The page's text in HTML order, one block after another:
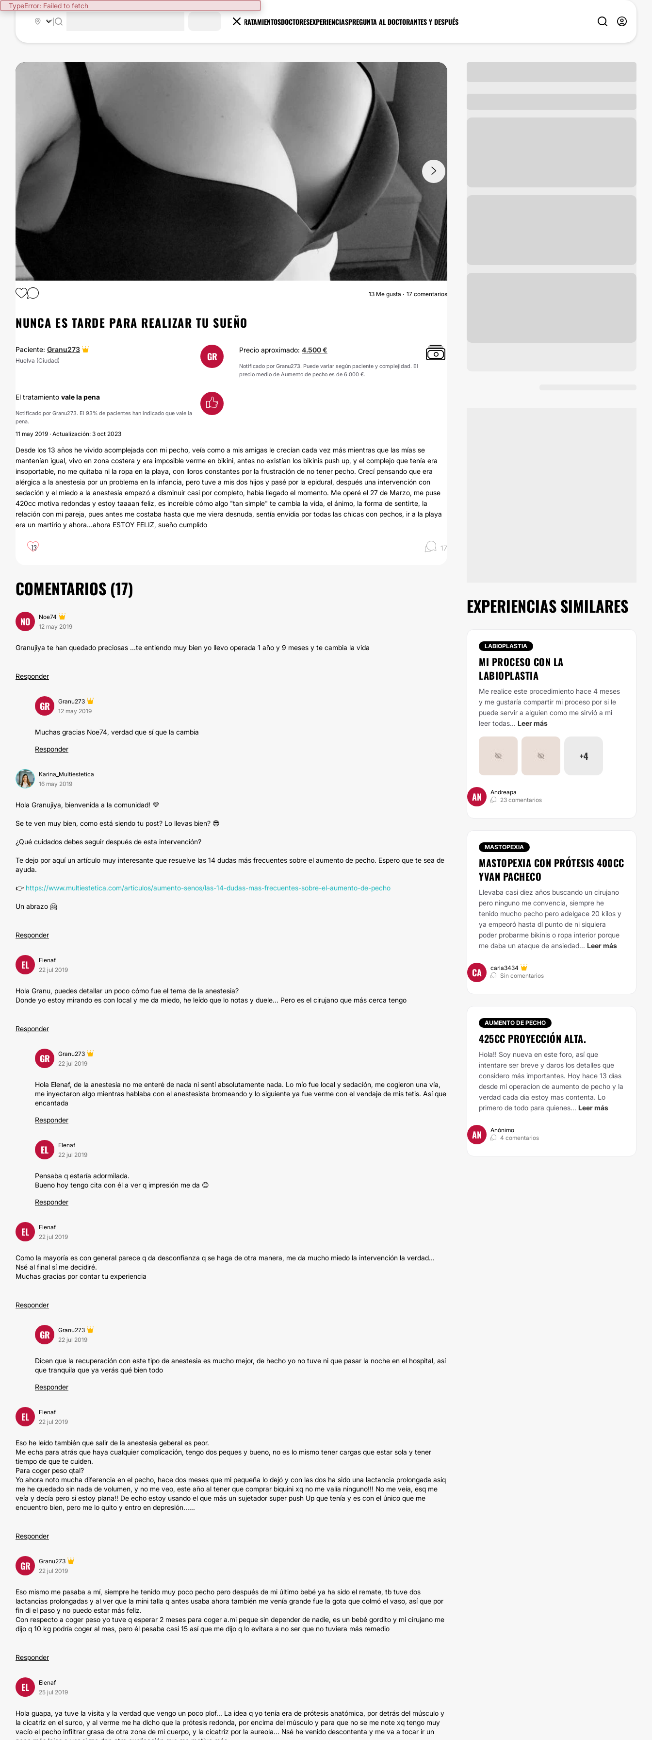
TypeError: Failed to fetch
TRATAMIENTOSDOCTORESEXPERIENCIASPREGUNTA AL DOCTORANTES Y DESPUÉS
AUMENTO DE PECHO
13 Me gusta 17 comentarios
NUNCA ES TARDE PARA REALIZAR TU SUEÑO
Paciente: Granu273
Huelva (Ciudad) GR Precio aproximado: 4.500 €
Notificado por Granu273. Puede variar según paciente y complejidad. El
precio medio de Aumento de pecho es de 6.000 €.
El tratamiento vale la pena
Notificado por Granu273. El 93% de pacientes han indicado que vale la
pena.
11 may 2019 · Actualización: 3 oct 2023
Desde los 13 años he vivido acomplejada con mi pecho, veía como a mis amigas le crecían cada vez más mientras que las mías se
mantenían igual, vivo en zona costera y era imposible verme en bikini, antes no existían los bikinis push up, y el complejo que tenía era
insoportable, no me quitaba ni la ropa en la playa, con lloros constantes por la frustración de no tener pecho. Crecí pensando que era
alérgica a la anestesia por un problema en la infancia, pero tuve a mis dos hijos y pasé por la epidural, después una intervención con
sedación y el miedo a la anestesia empezó a disminuir casi por completo, había llegado el momento. Me operé el 27 de Marzo, me puse
420cc motiva redondas y estoy taaaan feliz, es increíble cómo algo "tan simple" te cambia la vida, el ánimo, la forma de sentirte, la
relación con mi pareja, pues antes me costaba hasta que me viera desnuda, sentía envidia por todas las chicas con pechos, ir a la playa
era un martirio y ahora...ahora ESTOY FELIZ, sueño cumplido
13 17
COMENTARIOS (17)
NO
Noe74
12 may 2019
Granujiya te han quedado preciosas ...te entiendo muy bien yo llevo operada 1 año y 9 meses y te cambia la vida
Responder
GR
Granu273
12 may 2019
Muchas gracias Noe74, verdad que sí que la cambia
Responder
Karina_Multiestetica
16 may 2019
Hola Granujiya, bienvenida a la comunidad! 💜
Se te ven muy bien, como está siendo tu post? Lo llevas bien? 😎
¿Qué cuidados debes seguir después de esta intervención?
Te dejo por aquí un artículo muy interesante que resuelve las 14 dudas más frecuentes sobre el aumento de pecho. Espero que te sea de
ayuda.
👉 https://www.multiestetica.com/articulos/aumento-senos/las-14-dudas-mas-frecuentes-sobre-el-aumento-de-pecho
Un abrazo 🤗
Responder
EL
Elenaf
22 jul 2019
Hola Granu, puedes detallar un poco cómo fue el tema de la anestesia?
Donde yo estoy mirando es con local y me da miedo, he leído que lo notas y duele... Pero es el cirujano que más cerca tengo
Responder
GR
Granu273
22 jul 2019
Hola Elenaf, de la anestesia no me enteré de nada ni sentí absolutamente nada. Lo mío fue local y sedación, me cogieron una vía,
me inyectaron algo mientras hablaba con el anestesista bromeando y lo siguiente ya fue verme con el vendaje de mis tetis. Así que
encantada
Responder
EL
Elenaf
22 jul 2019
Pensaba q estaría adormilada.
Bueno hoy tengo cita con él a ver q impresión me da 😊
Responder
EL
Elenaf
22 jul 2019
Como la mayoría es con general parece q da desconfianza q se haga de otra manera, me da mucho miedo la intervención la verdad...
Nsé al final sí me decidiré.
Muchas gracias por contar tu experiencia
Responder
GR
Granu273
22 jul 2019
Dicen que la recuperación con este tipo de anestesia es mucho mejor, de hecho yo no tuve ni que pasar la noche en el hospital, así
que tranquila que ya verás qué bien todo
Responder
EL
Elenaf
22 jul 2019
Eso he leído también que salir de la anestesia geberal es peor.
Me echa para atrás que haya cualquier complicación, tengo dos peques y bueno, no es lo mismo tener cargas que estar sola y tener
tiempo de que te cuiden.
Para coger peso qtal?
Yo ahora noto mucha diferencia en el pecho, hace dos meses que mi pequeña lo dejó y con las dos ha sido una lactancia prolongada asiq
me he quedado sin nada de volumen, y no me veo, este año al tener que comprar biquini xq no me valía ninguno!!! No me veía, esq me
veía y decía pero si estoy plana!! De echo estoy usando el que más un sujetador super push Up que tenía y es con el único que me
encuentro bien, pero me lo quito y entro en depresión......
Responder
GR
Granu273
22 jul 2019
Eso mismo me pasaba a mí, siempre he tenido muy poco pecho pero después de mi último bebé ya ha sido el remate, tb tuve dos
lactancias prolongadas y al ver que la mini talla q antes usaba ahora también me venía grande fue la gota que colmó el vaso, así que por
fin di el paso y no puedo estar más feliz.
Con respecto a coger peso yo tuve q esperar 2 meses para coger a.mi peque sin depender de nadie, es un bebé gordito y mi cirujano me
dijo q 10 kg podría coger al mes, pero él pesaba casi 15 así que me dijo q lo evitara a no ser que no tuviera más remedio
Responder
EL
Elenaf
25 jul 2019
Hola guapa, ya tuve la visita y la verdad que vengo un poco plof... La idea q yo tenía era de prótesis anatómica, por detrás del músculo y
la cicatriz en el surco, y al verme me ha dicho que la prótesis redonda, por encima del músculo y para que no se me note xq tengo muy
vacío el pecho infiltrar grasa de otra zona de mi cuerpo, y la cicatriz por la aureola... Nsé he venido descontenta y me va a tocar ir un
EXPERIENCIAS SIMILARES
LABIOPLASTIA
MI PROCESO CON LA
LABIOPLASTIA
Me realice este procedimiento hace 4 meses
y me gustaría compartir mi proceso por si le
puede servir a alguien como me sirvió a mi
leer todas... Leer más
+4
AN
Andreapa
23 comentarios
MASTOPEXIA
MASTOPEXIA CON PRÓTESIS 400CC
YVAN PACHECO
Llevaba casi diez años buscando un cirujano
pero ninguno me convencia, siempre he
tenido mucho pecho pero adelgace 20 kilos y
ya empeoró hasta dl punto de ni siquiera
poder probarme bikinis o ropa interior porque
me daba un ataque de ansiedad... Leer más
CA
carla3434
Sin comentarios
AUMENTO DE PECHO
425CC PROYECCIÓN ALTA.
Hola!! Soy nueva en este foro, así que
intentare ser breve y daros los detalles que
considero más importantes. Hoy hace 13 días
desde mi operacion de aumento de pecho y la
verdad cada dia estoy mas contenta. Lo
primero de todo para quienes... Leer más
AN
Anónimo
4 comentarios